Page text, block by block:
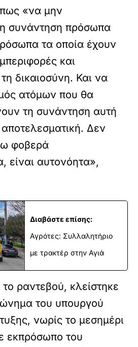
«να μην
συνάντηση πρόσωπα
τα οποία έχουν
και
δικαιοσύνη. Και να
ατόμων που θα
τη συνάντηση αυτή
αποτελεσματική. Δεν
φοβερά
είναι αυτονόητα»,
Διαβάστε επίσης:
Αγρότες: Συλλαλητήριο
με τρακτέρ στην Αγιά
ραντεβού, κλείστηκε
του υπουργού
νωρίς το μεσημέρι
εκπρόσωπο του